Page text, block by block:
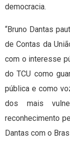
democracia.
“Bruno Dantas
de Contas da
com o interesse
do TCU como
pública e como
dos mais
reconhecimento
Dantas com o